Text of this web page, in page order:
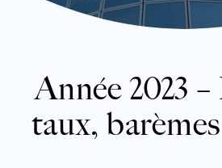
Année 2023
taux,